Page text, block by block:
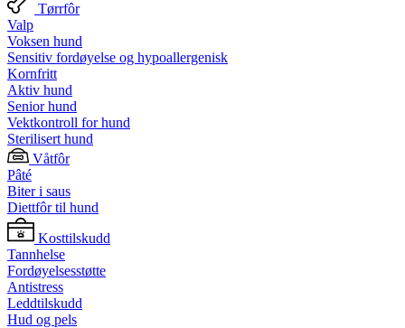
Tørrfôr
Valp
Voksen hund
Sensitiv fordøyelse og hypoallergenisk
Kornfritt
Aktiv hund
Senior hund
Vektkontroll for hund
Sterilisert hund
Våtfôr
Pâté
Biter i saus
Diettfôr til hund
Kosttilskudd
Tannhelse
Fordøyelsesstøtte
Antistress
Leddtilskudd
Hud og pels